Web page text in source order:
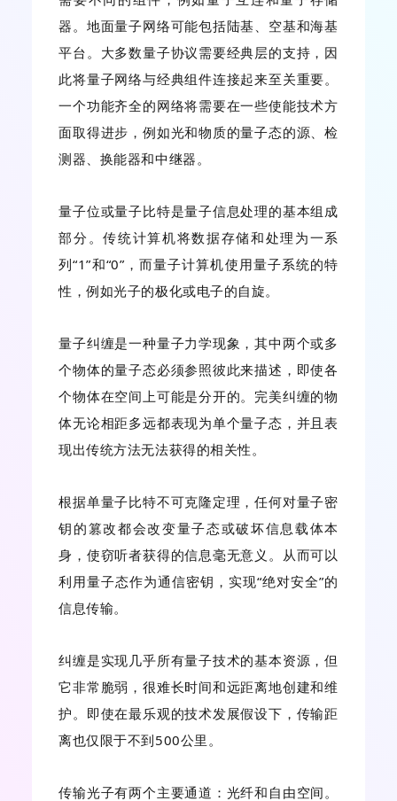
器。地面量子网络可能包括陆基、空基和海基
平台。大多数量子协议需要经典层的支持，因
此将量子网络与经典组件连接起来至关重要。
一个功能齐全的网络将需要在一些使能技术方
面取得进步，例如光和物质的量子态的源、检
测器、换能器和中继器。
量子位或量子比特是量子信息处理的基本组成
部分。传统计算机将数据存储和处理为一系
列“1”和“0”，而量子计算机使用量子系统的特
性，例如光子的极化或电子的自旋。
量子纠缠是一种量子力学现象，其中两个或多
个物体的量子态必须参照彼此来描述，即使各
个物体在空间上可能是分开的。完美纠缠的物
体无论相距多远都表现为单个量子态，并且表
现出传统方法无法获得的相关性。
根据单量子比特不可克隆定理，任何对量子密
钥的篡改都会改变量子态或破坏信息载体本
身，使窃听者获得的信息毫无意义。从而可以
利用量子态作为通信密钥，实现“绝对安全”的
信息传输。
纠缠是实现几乎所有量子技术的基本资源，但
它非常脆弱，很难长时间和远距离地创建和维
护。即使在最乐观的技术发展假设下，传输距
离也仅限于不到500公里。
传输光子有两个主要通道：光纤和自由空间。